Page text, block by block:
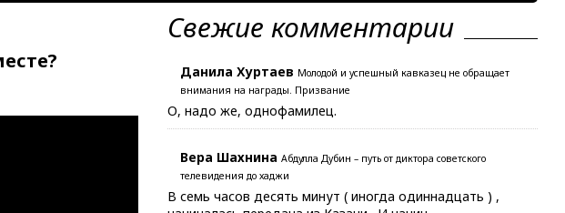
Свежие комментарии
Данила Хуртаев Молодой и успешный кавказец не обращает
внимания на награды. Призвание
О, надо же, однофамилец.
Вера Шахнина Абдулла Дубин – путь от диктора советского
телевидения до хаджи
В семь часов десять минут ( иногда одиннадцать ) ,